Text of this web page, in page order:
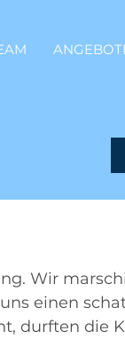
Wir
einen
durften die